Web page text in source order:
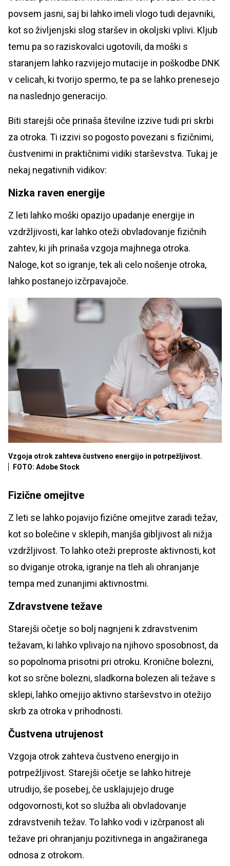
povsem jasni, saj bi lahko imeli vlogo tudi dejavniki,
kot so življenjski slog staršev in okoljski vplivi. Kljub
temu pa so raziskovalci ugotovili, da moški s
staranjem lahko razvijejo mutacije in poškodbe DNK
v celicah, ki tvorijo spermo, te pa se lahko prenesejo
na naslednjo generacijo.
Biti starejši oče prinaša številne izzive tudi pri skrbi
za otroka. Ti izzivi so pogosto povezani s fizičnimi,
čustvenimi in praktičnimi vidiki starševstva. Tukaj je
nekaj negativnih vidikov:
Nizka raven energije
Z leti lahko moški opazijo upadanje energije in
vzdržljivosti, kar lahko oteži obvladovanje fizičnih
zahtev, ki jih prinaša vzgoja majhnega otroka.
Naloge, kot so igranje, tek ali celo nošenje otroka,
lahko postanejo izčrpavajoče.
Vzgoja otrok zahteva čustveno energijo in potrpežljivost.
FOTO: Adobe Stock
Fizične omejitve
Z leti se lahko pojavijo fizične omejitve zaradi težav,
kot so bolečine v sklepih, manjša gibljivost ali nižja
vzdržljivost. To lahko oteži preproste aktivnosti, kot
so dviganje otroka, igranje na tleh ali ohranjanje
tempa med zunanjimi aktivnostmi.
Zdravstvene težave
Starejši očetje so bolj nagnjeni k zdravstvenim
težavam, ki lahko vplivajo na njihovo sposobnost, da
so popolnoma prisotni pri otroku. Kronične bolezni,
kot so srčne bolezni, sladkorna bolezen ali težave s
sklepi, lahko omejijo aktivno starševstvo in otežijo
skrb za otroka v prihodnosti.
Čustvena utrujenost
Vzgoja otrok zahteva čustveno energijo in
potrpežljivost. Starejši očetje se lahko hitreje
utrudijo, še posebej, če usklajujejo druge
odgovornosti, kot so služba ali obvladovanje
zdravstvenih težav. To lahko vodi v izčrpanost ali
težave pri ohranjanju pozitivnega in angažiranega
odnosa z otrokom.